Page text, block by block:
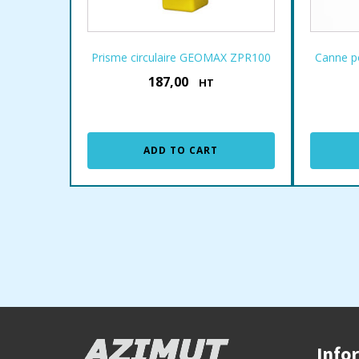
Prisme circulaire GEOMAX ZPR100
187,00€ HT
ADD TO CART
Canne